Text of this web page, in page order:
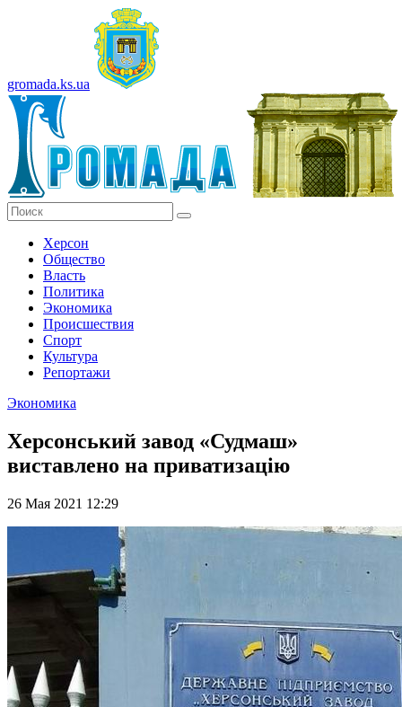
gromada.ks.ua
Херсон
Общество
Власть
Политика
Экономика
Происшествия
Спорт
Культура
Репортажи
Экономика
Херсонський завод «Судмаш»
виставлено на приватизацію
26 Мая 2021 12:29